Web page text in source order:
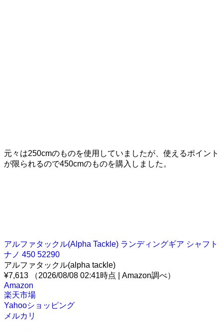
元々は250cmのものを使用していましたが、使えるポイント
が限られるので450cmのものを購入しました。
アルファタックル(Alpha Tackle) ランディングギア シャフト
ナノ 450 52290
アルファタックル(alpha tackle)
¥7,613
（2026/08/08 02:41時点 | Amazon調べ）
Amazon
楽天市場
Yahooショッピング
メルカリ